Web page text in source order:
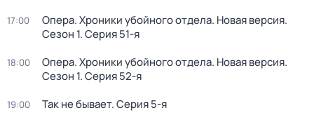
17:00 Опера. Хроники убойного отдела. Новая версия.
Сезон 1. Серия 51-я
18:00 Опера. Хроники убойного отдела. Новая версия.
Сезон 1. Серия 52-я
19:00 Так не бывает. Серия 5-я